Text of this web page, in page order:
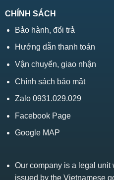
CHÍNH SÁCH
Bảo hành, đổi trả
Hướng dẫn thanh toán
Vận chuyển, giao nhận
Chính sách bảo mật
Zalo 0931.029.029
Facebook Page
Google MAP
Our company is a legal
issued by the Vietnamese